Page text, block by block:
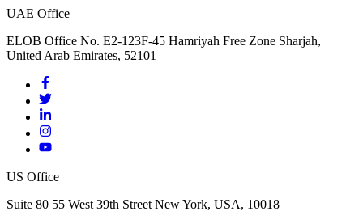
UAE Office
ELOB Office No. E2-123F-45 Hamriyah Free Zone Sharjah,
United Arab Emirates, 52101
US Office
Suite 80 55 West 39th Street New York, USA, 10018